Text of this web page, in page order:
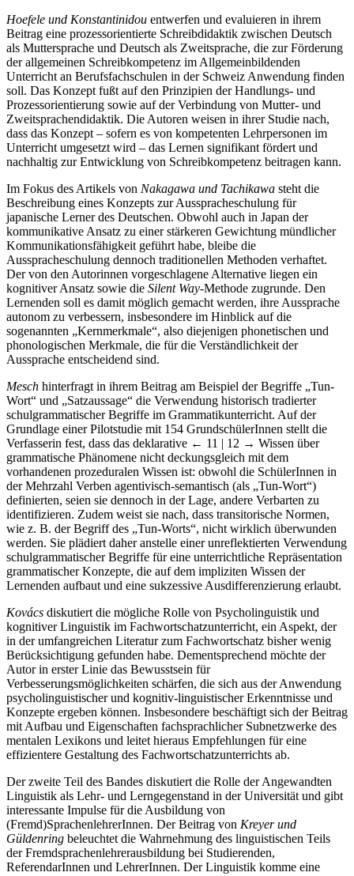
Hoefele und Konstantinidou entwerfen und evaluieren in ihrem
Beitrag eine prozessorientierte Schreibdidaktik zwischen Deutsch
als Muttersprache und Deutsch als Zweitsprache, die zur Förderung
der allgemeinen Schreibkompetenz im Allgemeinbildenden
Unterricht an Berufsfachschulen in der Schweiz Anwendung finden
soll. Das Konzept fußt auf den Prinzipien der Handlungs- und
Prozessorientierung sowie auf der Verbindung von Mutter- und
Zweitsprachendidaktik. Die Autoren weisen in ihrer Studie nach,
dass das Konzept – sofern es von kompetenten Lehrpersonen im
Unterricht umgesetzt wird – das Lernen signifikant fördert und
nachhaltig zur Entwicklung von Schreibkompetenz beitragen kann.
Im Fokus des Artikels von Nakagawa und Tachikawa steht die
Beschreibung eines Konzepts zur Ausspracheschulung für
japanische Lerner des Deutschen. Obwohl auch in Japan der
kommunikative Ansatz zu einer stärkeren Gewichtung mündlicher
Kommunikationsfähigkeit geführt habe, bleibe die
Ausspracheschulung dennoch traditionellen Methoden verhaftet.
Der von den Autorinnen vorgeschlagene Alternative liegen ein
kognitiver Ansatz sowie die Silent Way-Methode zugrunde. Den
Lernenden soll es damit möglich gemacht werden, ihre Aussprache
autonom zu verbessern, insbesondere im Hinblick auf die
sogenannten „Kernmerkmale“, also diejenigen phonetischen und
phonologischen Merkmale, die für die Verständlichkeit der
Aussprache entscheidend sind.
Mesch hinterfragt in ihrem Beitrag am Beispiel der Begriffe „Tun-
Wort“ und „Satzaussage“ die Verwendung historisch tradierter
schulgrammatischer Begriffe im Grammatikunterricht. Auf der
Grundlage einer Pilotstudie mit 154 GrundschülerInnen stellt die
Verfasserin fest, dass das deklarative ← 11 | 12 → Wissen über
grammatische Phänomene nicht deckungsgleich mit dem
vorhandenen prozeduralen Wissen ist: obwohl die SchülerInnen in
der Mehrzahl Verben agentivisch-semantisch (als „Tun-Wort“)
definierten, seien sie dennoch in der Lage, andere Verbarten zu
identifizieren. Zudem weist sie nach, dass transitorische Normen,
wie z. B. der Begriff des „Tun-Worts“, nicht wirklich überwunden
werden. Sie plädiert daher anstelle einer unreflektierten Verwendung
schulgrammatischer Begriffe für eine unterrichtliche Repräsentation
grammatischer Konzepte, die auf dem impliziten Wissen der
Lernenden aufbaut und eine sukzessive Ausdifferenzierung erlaubt.
Kovács diskutiert die mögliche Rolle von Psycholinguistik und
kognitiver Linguistik im Fachwortschatzunterricht, ein Aspekt, der
in der umfangreichen Literatur zum Fachwortschatz bisher wenig
Berücksichtigung gefunden habe. Dementsprechend möchte der
Autor in erster Linie das Bewusstsein für
Verbesserungsmöglichkeiten schärfen, die sich aus der Anwendung
psycholinguistischer und kognitiv-linguistischer Erkenntnisse und
Konzepte ergeben können. Insbesondere beschäftigt sich der Beitrag
mit Aufbau und Eigenschaften fachsprachlicher Subnetzwerke des
mentalen Lexikons und leitet hieraus Empfehlungen für eine
effizientere Gestaltung des Fachwortschatzunterrichts ab.
Der zweite Teil des Bandes diskutiert die Rolle der Angewandten
Linguistik als Lehr- und Lerngegenstand in der Universität und gibt
interessante Impulse für die Ausbildung von
(Fremd)SprachenlehrerInnen. Der Beitrag von Kreyer und
Güldenring beleuchtet die Wahrnehmung des linguistischen Teils
der Fremdsprachenlehrerausbildung bei Studierenden,
ReferendarInnen und LehrerInnen. Der Linguistik komme eine